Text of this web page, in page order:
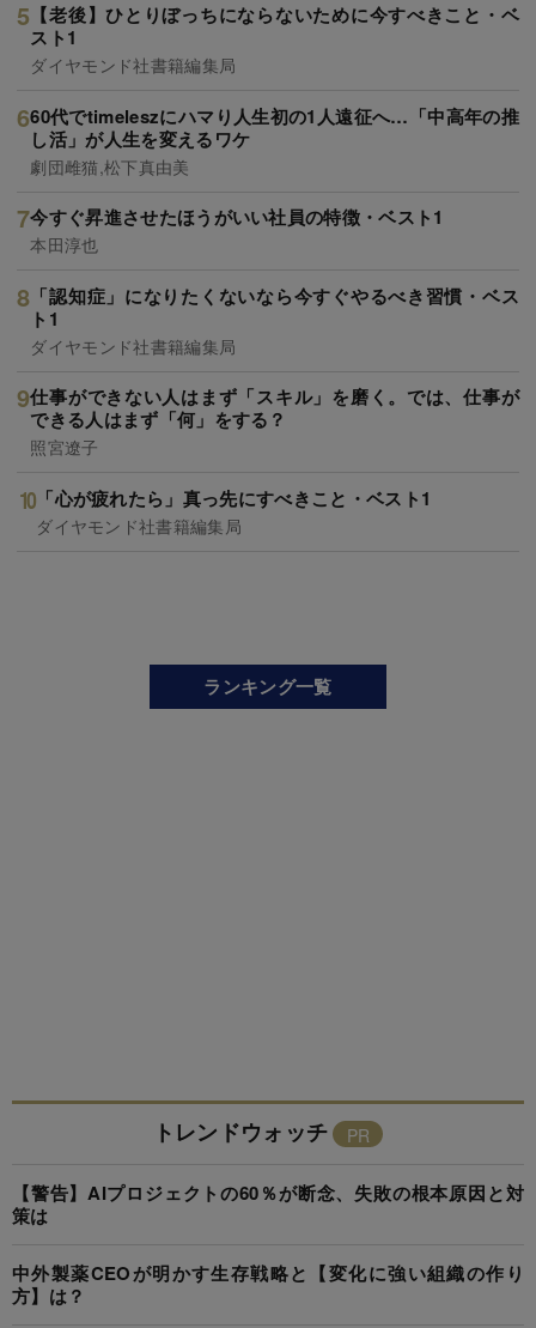
【老後】ひとりぼっちにならないために今すべきこと・ベ
スト1
ダイヤモンド社書籍編集局
60代でtimeleszにハマり人生初の1人遠征へ…「中高年の推
し活」が人生を変えるワケ
劇団雌猫,松下真由美
今すぐ昇進させたほうがいい社員の特徴・ベスト1
本田淳也
「認知症」になりたくないなら今すぐやるべき習慣・ベス
ト1
ダイヤモンド社書籍編集局
仕事ができない人はまず「スキル」を磨く。では、仕事が
できる人はまず「何」をする？
照宮遼子
「心が疲れたら」真っ先にすべきこと・ベスト1
ダイヤモンド社書籍編集局
ランキング一覧
トレンドウォッチ
【警告】AIプロジェクトの60％が断念、失敗の根本原因と対
策は
中外製薬CEOが明かす生存戦略と【変化に強い組織の作り
方】は？